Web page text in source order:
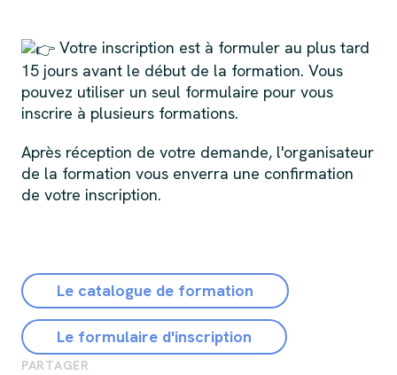
Votre inscription est à formuler au plus tard
15 jours avant le début de la formation. Vous
pouvez utiliser un seul formulaire pour vous
inscrire à plusieurs formations.
Après réception de votre demande, l'organisateur
de la formation vous enverra une confirmation
de votre inscription.
Le catalogue de formation
Le formulaire d'inscription
PARTAGER